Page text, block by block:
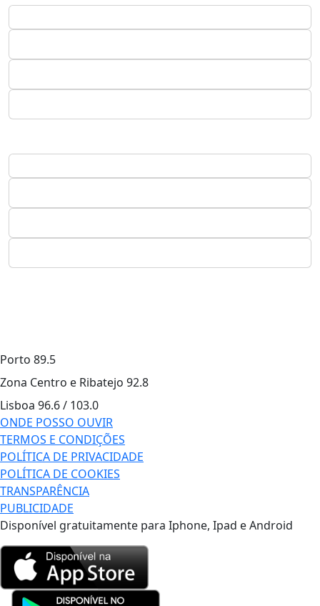
Porto 89.5
Zona Centro e Ribatejo 92.8
Lisboa 96.6 / 103.0
ONDE POSSO OUVIR
TERMOS E CONDIÇÕES
POLÍTICA DE PRIVACIDADE
POLÍTICA DE COOKIES
TRANSPARÊNCIA
PUBLICIDADE
Disponível gratuitamente para Iphone, Ipad e Android